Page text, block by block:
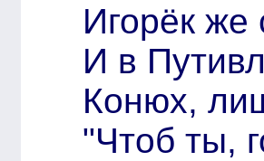
Игорёк же
И в
Конюх,
"Чтоб ты,